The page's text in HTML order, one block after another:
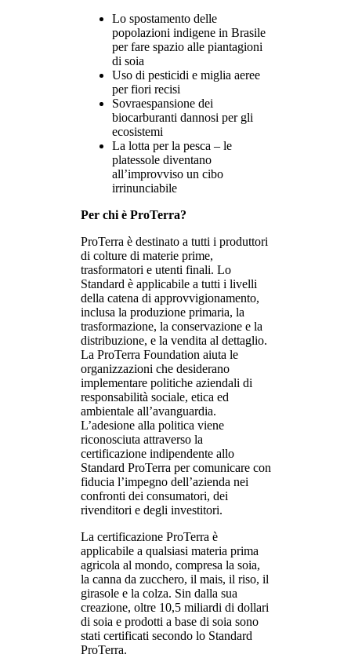
Lo spostamento delle
popolazioni indigene in Brasile
per fare spazio alle piantagioni
di soia
Uso di pesticidi e miglia aeree
per fiori recisi
Sovraespansione dei
biocarburanti dannosi per gli
ecosistemi
La lotta per la pesca – le
platessole diventano
all’improvviso un cibo
irrinunciabile
Per chi è ProTerra?
ProTerra è destinato a tutti i produttori
di colture di materie prime,
trasformatori e utenti finali. Lo
Standard è applicabile a tutti i livelli
della catena di approvvigionamento,
inclusa la produzione primaria, la
trasformazione, la conservazione e la
distribuzione, e la vendita al dettaglio.
La ProTerra Foundation aiuta le
organizzazioni che desiderano
implementare politiche aziendali di
responsabilità sociale, etica ed
ambientale all’avanguardia.
L’adesione alla politica viene
riconosciuta attraverso la
certificazione indipendente allo
Standard ProTerra per comunicare con
fiducia l’impegno dell’azienda nei
confronti dei consumatori, dei
rivenditori e degli investitori.
La certificazione ProTerra è
applicabile a qualsiasi materia prima
agricola al mondo, compresa la soia,
la canna da zucchero, il mais, il riso, il
girasole e la colza. Sin dalla sua
creazione, oltre 10,5 miliardi di dollari
di soia e prodotti a base di soia sono
stati certificati secondo lo Standard
ProTerra.